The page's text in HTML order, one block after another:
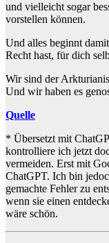
und vielleicht sogar
vorstellen können.
Und alles beginnt
Recht hast, für dich
Wir sind der
Und wir haben es
Quelle
* Übersetzt mit
kontrolliere ich jetzt
vermeiden. Erst mit
ChatGPT. Ich bin
gemachte Fehler zu
wenn sie einen
wäre schön.